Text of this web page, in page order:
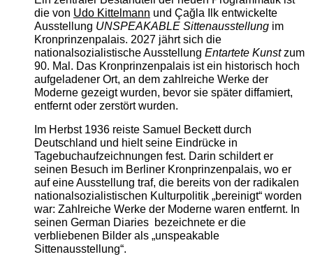
die von Udo Kittelmann und Çağla Ilk entwickelte
Ausstellung UNSPEAKABLE Sittenausstellungim
Kronprinzenpalais. 2027 jährt sich die
nationalsozialistische Ausstellung Entartete Kunstzum
90. Mal. Das Kronprinzenpalais ist ein historisch hoch
aufgeladener Ort, an dem zahlreiche Werke der
Moderne gezeigt wurden, bevor sie später diffamiert,
entfernt oder zerstört wurden.
Im Herbst 1936 reiste Samuel Beckett durch
Deutschland und hielt seine Eindrücke in
Tagebuchaufzeichnungen fest. Darin schildert er
seinen Besuch im Berliner Kronprinzenpalais, wo er
auf eine Ausstellung traf, die bereits von der radikalen
nationalsozialistischen Kulturpolitik „bereinigt“ worden
war: Zahlreiche Werke der Moderne waren entfernt. In
seinen German Diaries bezeichnete er die
verbliebenen Bilder als „unspeakable
Sittenausstellung“.